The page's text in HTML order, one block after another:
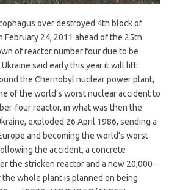
over destroyed 4th block of
24, 2011 ahead of the 25th
of reactor number four due to be
said early this year it will lift
the Chernobyl nuclear power plant,
of the world’s worst nuclear accident to
four reactor, in what was then the
exploded 26 April 1986, sending a
and becoming the world’s worst
the accident, a concrete
the stricken reactor and a new 20,000-
whole plant is planned on being